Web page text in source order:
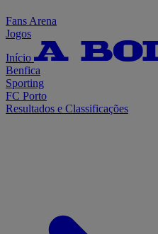
Fans Arena
Jogos
Início
Benfica
Sporting
FC Porto
Resultados e Classificações